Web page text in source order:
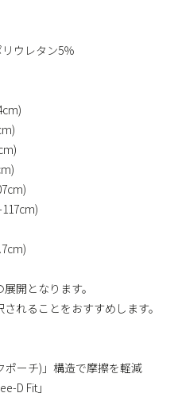
ウレタン5％
開となります。
れることをおすすめします。
ポーチ)」構造で摩擦を軽減
D Fit」